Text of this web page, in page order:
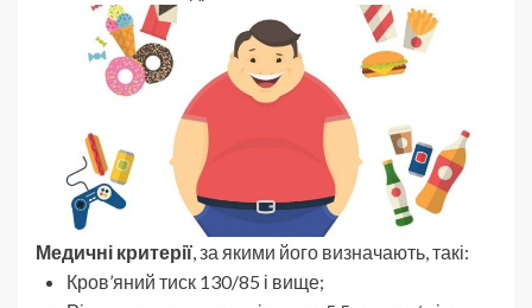
Медичні критерії, за якими його визначають, такі:
Кров’яний тиск 130/85 і вище;